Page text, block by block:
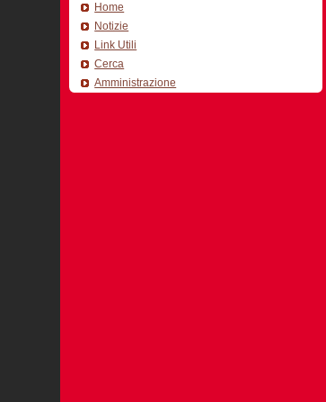
Home
Notizie
Link Utili
Cerca
Amministrazione